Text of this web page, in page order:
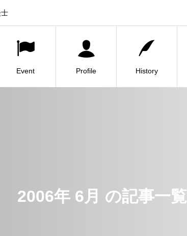
Event Profile History
2006年 6月 の記事一覧